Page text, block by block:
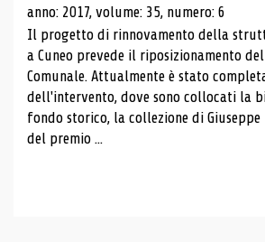
anno: 2017, volume: 35, numero: 6
Il progetto di rinnovamento della
a Cuneo prevede il riposizionamento
Comunale. Attualmente è stato
dell'intervento, dove sono collocati la
fondo storico, la collezione di
del premio ...